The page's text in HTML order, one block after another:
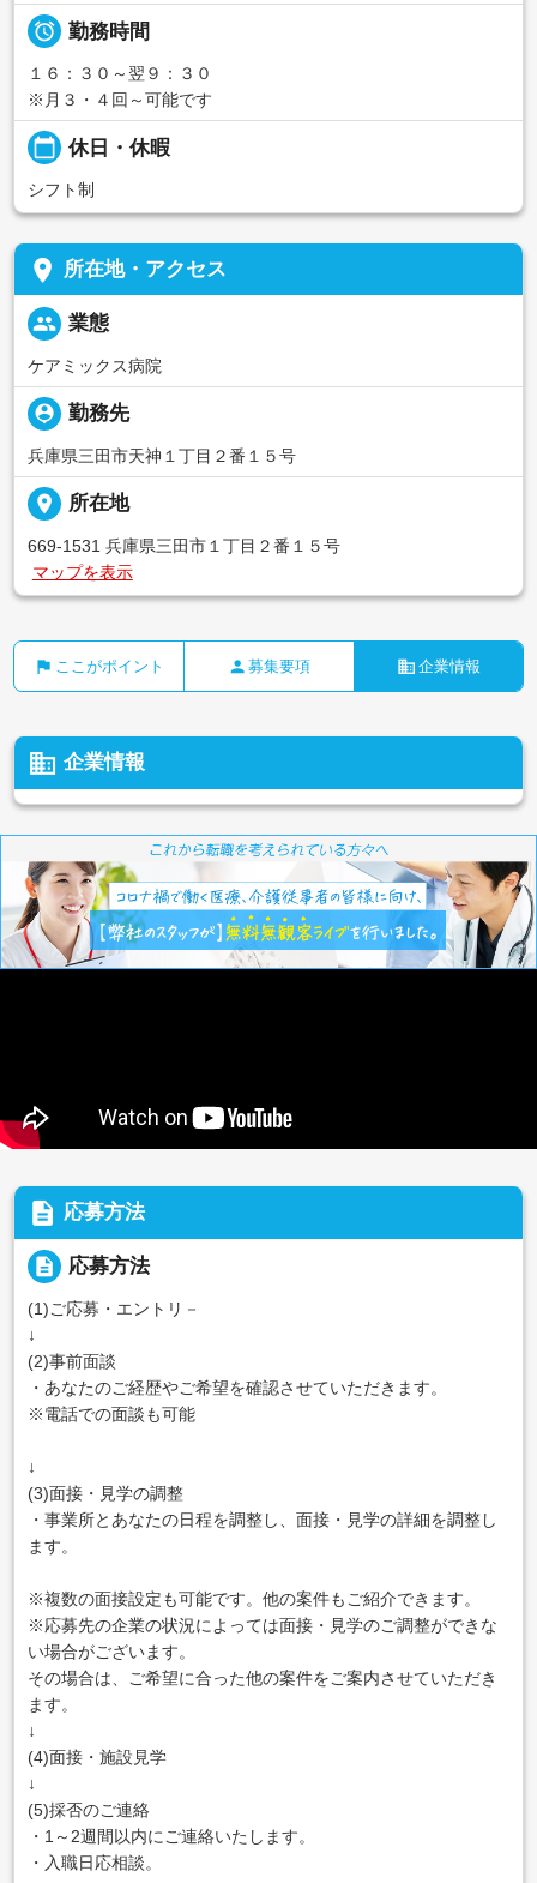
 勤務時間
１６：３０～翌９：３０
※月３・４回～可能です
calendar_today 休日・休暇
シフト制
place 所在地・アクセス
people 業態
ケアミックス病院
person_pin 勤務先
兵庫県三田市天神１丁目２番１５号
place 所在地
669-1531 兵庫県三田市１丁目２番１５号
マップを表示
flag ここがポイント person 募集要項 business 企業情報
business 企業情報
description 応募方法
description 応募方法
(1)ご応募・エントリ－
↓
(2)事前面談
・あなたのご経歴やご希望を確認させていただきます。
※電話での面談も可能
↓
(3)面接・見学の調整
・事業所とあなたの日程を調整し、面接・見学の詳細を調整し
ます。
※複数の面接設定も可能です。他の案件もご紹介できます。
※応募先の企業の状況によっては面接・見学のご調整ができな
い場合がございます。
その場合は、ご希望に合った他の案件をご案内させていただき
ます。
↓
(4)面接・施設見学
↓
(5)採否のご連絡
・1～2週間以内にご連絡いたします。
・入職日応相談。